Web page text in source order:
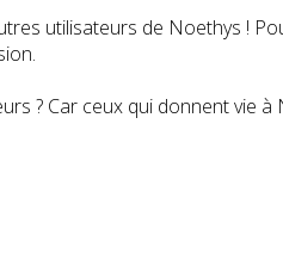
utilisateurs de Noethys !
? Car ceux qui donnent vie à